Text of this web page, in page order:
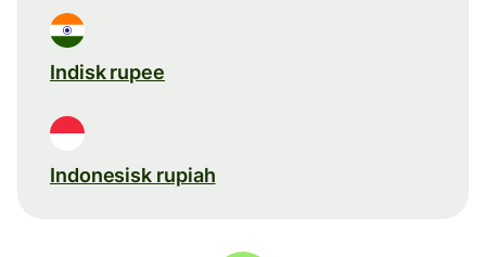
Indisk rupee
Indonesisk rupiah